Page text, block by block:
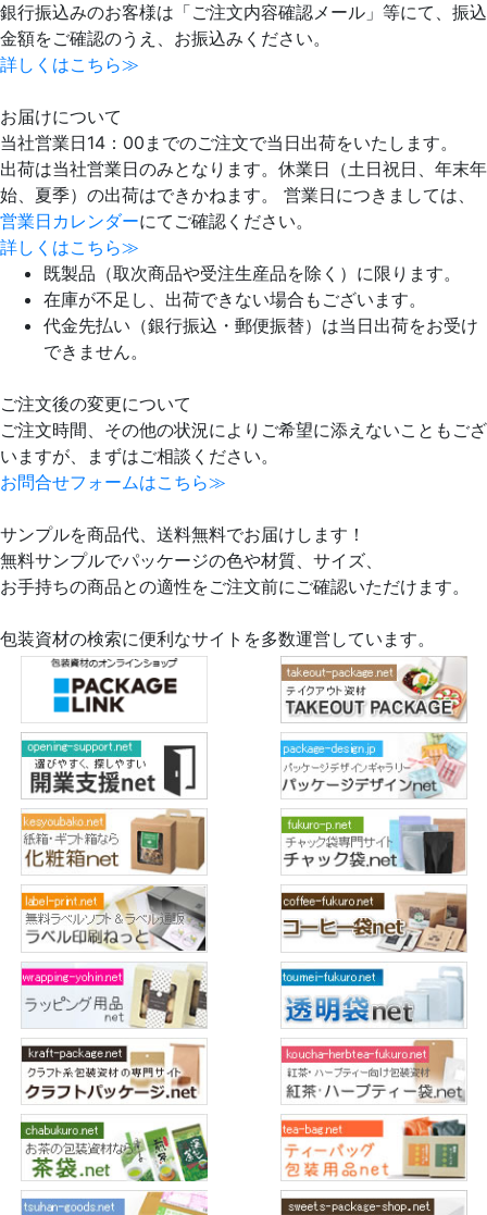
銀行振込みのお客様は「ご注文内容確認メール」等にて、振込
金額をご確認のうえ、お振込みください。
詳しくはこちら≫
お届けについて
当社営業日14：00までのご注文で当日出荷をいたします。
出荷は当社営業日のみとなります。休業日（土日祝日、年末年
始、夏季）の出荷はできかねます。 営業日につきましては、
営業日カレンダーにてご確認ください。
詳しくはこちら≫
既製品（取次商品や受注生産品を除く）に限ります。
在庫が不足し、出荷できない場合もございます。
代金先払い（銀行振込・郵便振替）は当日出荷をお受け
できません。
ご注文後の変更について
ご注文時間、その他の状況によりご希望に添えないこともござ
いますが、まずはご相談ください。
お問合せフォームはこちら≫
サンプルを商品代、送料無料でお届けします！
無料サンプルでパッケージの色や材質、サイズ、
お手持ちの商品との適性をご注文前にご確認いただけます。
包装資材の検索に便利なサイトを多数運営しています。